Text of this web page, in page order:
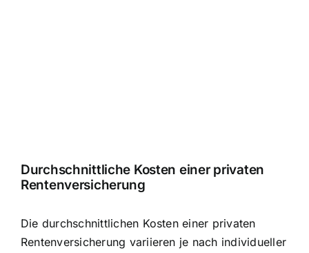
Durchschnittliche Kosten einer privaten
Rentenversicherung
Die durchschnittlichen Kosten einer privaten
Rentenversicherung variieren je nach individueller